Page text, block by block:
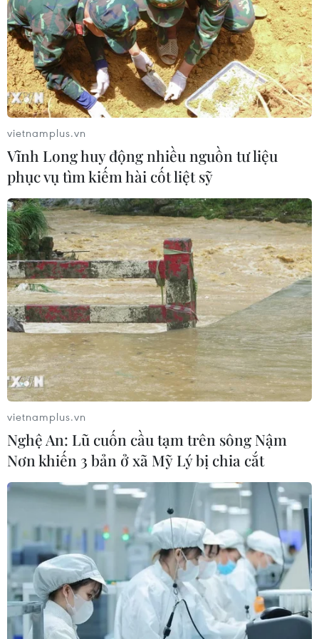
Hơn 400 tác phẩm gốm tâm linh
được trưng bày trên đỉnh núi Bà Đen
trong tháng 8
03/08/2026 09:52
Xem thêm
CƠ QUAN CHỦ QUẢN: THÔNG TẤN XÃ VIỆT NAM
Tổng Biên tập: TRẦN TIẾN DUẨN
Phó Tổng Biên tập: NGUYỄN THỊ TÁM, KHÚC THANH
THỦY
Sở hữu trí tuệ
Quy định sử dụng
RSS
Hỗ trợ
Ngôn ngữ
Dịch vụ tin
Quảng cáo
Giấy phép số: 1374/GP-BTTTT do Bộ Thông tin và Truyền thông
cấp ngày 11/9/2008.
Quảng cáo: Phó TBT Nguyễn Thị Tám: 093.5958688, Email:
tamvna@gmail.com
Điện thoại: (024) 39411349 - (024) 39411348, Fax: (024)
vietnamplus.vn
Vĩnh Long huy động nhiều nguồn tư liệu
phục vụ tìm kiếm hài cốt liệt sỹ
vietnamplus.vn
Nghệ An: Lũ cuốn cầu tạm trên sông Nậm
Nơn khiến 3 bản ở xã Mỹ Lý bị chia cắt